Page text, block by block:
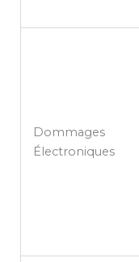
Dommages
Électroniques